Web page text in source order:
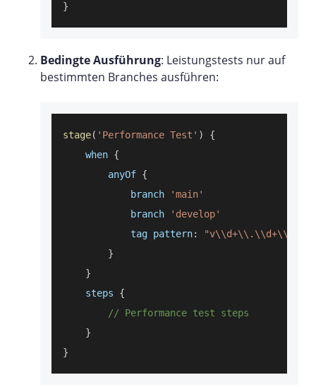
}
Bedingte Ausführung: Leistungstests nur auf
bestimmten Branches ausführen:
stage( 'Performance Test' )
{
    when
{
        anyOf
{
            branch
'main'
            branch
'develop'
            tag pattern
:
}
}
    steps
{
// Performance test steps
}
}